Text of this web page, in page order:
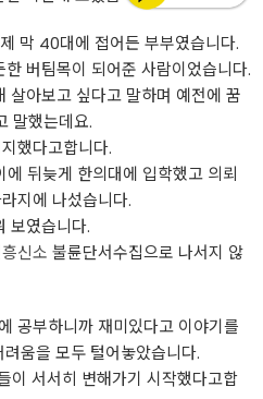
막 40대에 접어든 부부였습니다.
버팀목이 되어준 사람이었습니다.
살아보고 싶다고 말하며 예전에 꿈
말했는데요.
했다고합니다.
뒤늦게 한의대에 입학했고 의뢰
지에 나섰습니다.
보였습니다.
신소 불륜단서수집으로 나서지 않
공부하니까 재미있다고 이야기를
움을 모두 털어놓았습니다.
이 서서히 변해가기 시작했다고합